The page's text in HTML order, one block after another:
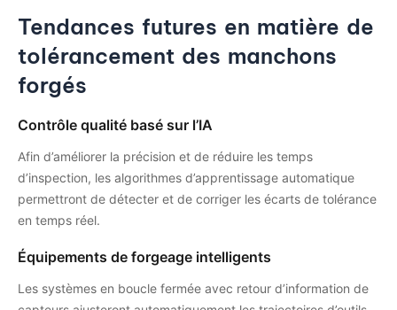
Tendances futures en matière de
tolérancement des manchons
forgés
Contrôle qualité basé sur l’IA
Afin d’améliorer la précision et de réduire les temps
d’inspection, les algorithmes d’apprentissage automatique
permettront de détecter et de corriger les écarts de tolérance
en temps réel.
Équipements de forgeage intelligents
Les systèmes en boucle fermée avec retour d’information de